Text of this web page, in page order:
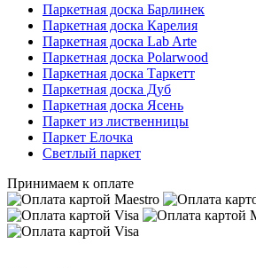
Паркетная доска Барлинек
Паркетная доска Карелия
Паркетная доска Lab Arte
Паркетная доска Polarwood
Паркетная доска Таркетт
Паркетная доска Дуб
Паркетная доска Ясень
Паркет из лиственницы
Паркет Елочка
Светлый паркет
Принимаем к оплате